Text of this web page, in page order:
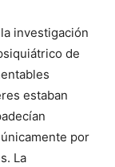
investigación
de
estaban
por
La